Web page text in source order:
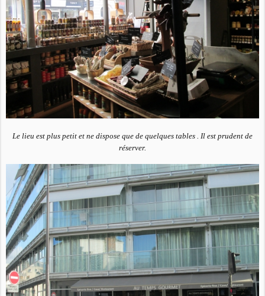
Le lieu est plus petit et ne dispose que de quelques tables . Il est prudent de
réserver.